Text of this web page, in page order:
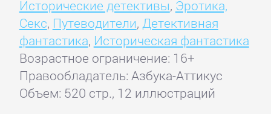
Исторические детективы, Эротика,
Секс, Путеводители, Детективная
фантастика, Историческая фантастика
Возрастное ограничение: 16+
Правообладатель: Азбука-Аттикус
Объем: 520 стр., 12 иллюстраций